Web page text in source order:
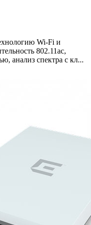
Wi-Fi и
802.11ac,
анализ спектра с кл...